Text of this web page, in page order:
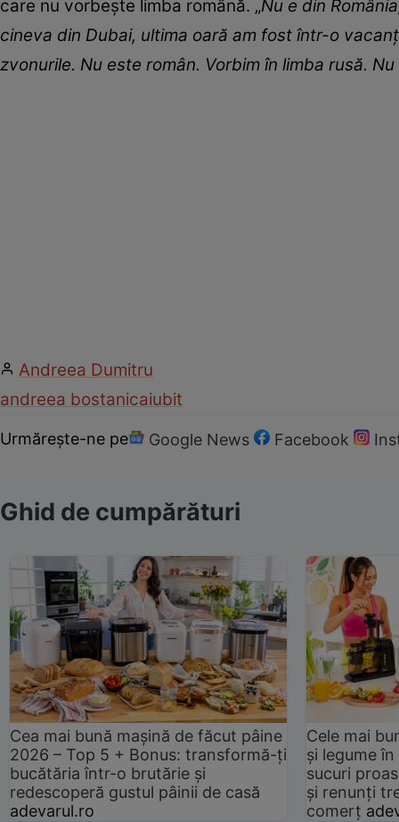
care nu vorbește limba română. „Nu e din
cineva din Dubai, ultima oară am fost într-o
zvonurile. Nu este român. Vorbim în limba rusă.
Andreea Dumitru
andreea bostanicaiubit
Urmărește-ne pe Google News Facebook
Ghid de cumpărături
Cea mai bună mașină de făcut pâine
2026 – Top 5 + Bonus: transformă-ți
bucătăria într-o brutărie și
redescoperă gustul pâinii de casă
adevarul.ro
Cele mai
și legume
sucuri
și renunți
comerț